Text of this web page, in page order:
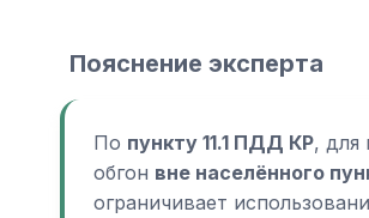
Пояснение эксперта
По пункту 11.1 ПДД КР, для
обгон вне населённого
ограничивает